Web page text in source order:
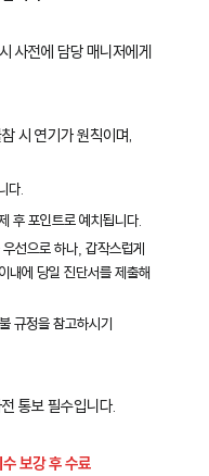
사전에 담당 매니저에게
시 연기가 원칙이며,
다.
후 포인트로 예치됩니다.
선으로 하나, 갑작스럽게
내에 당일 진단서를 제출해
규정을 참고하시기
통보 필수입니다.
보강 후 수료